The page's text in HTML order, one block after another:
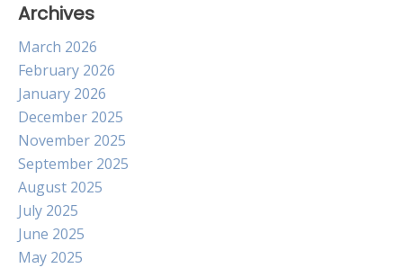
Archives
March 2026
February 2026
January 2026
December 2025
November 2025
September 2025
August 2025
July 2025
June 2025
May 2025